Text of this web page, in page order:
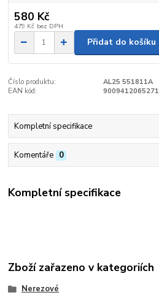
580 Kč
479 Kč bez DPH
Přidat do košíku
Číslo produktu:
AL25 551811A
EAN kód:
9009412065271
Kompletní specifikace
Komentáře 0
Kompletní specifikace
Zboží zařazeno v kategoriích
Nerezové